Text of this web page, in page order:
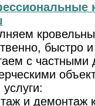
быстро
с
и демонтаж